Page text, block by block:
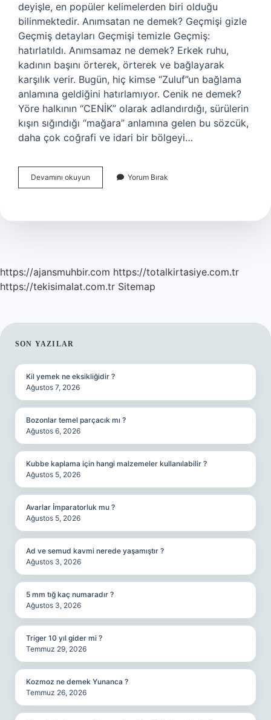
deyişle, en popüler kelimelerden biri olduğu
bilinmektedir. Anımsatan ne demek? Geçmişi gizle
Geçmiş detayları Geçmişi temizle Geçmiş:
hatırlatıldı. Anımsamaz ne demek? Erkek ruhu,
kadının başını örterek, örterek ve bağlayarak
karşılık verir. Bugün, hiç kimse “Zuluf”un bağlama
anlamına geldiğini hatırlamıyor. Cenik ne demek?
Yöre halkının “CENİK” olarak adlandırdığı, sürülerin
kışın sığındığı “mağara” anlamına gelen bu sözcük,
daha çok coğrafi ve idari bir bölgeyi…
Devamını okuyun Anımsatmak
Ne
Yorum Bırak
https://ajansmuhbir.com https://totalkirtasiye.com.tr
https://tekisimalat.com.tr Sitemap
SIDEBAR
SON YAZILAR
Kil yemek ne eksikliğidir ?
Ağustos 7, 2026
Bozonlar temel parçacık mı ?
Ağustos 6, 2026
Kubbe kaplama için hangi malzemeler kullanılabilir ?
Ağustos 5, 2026
Avarlar İmparatorluk mu ?
Ağustos 5, 2026
Ad ve semud kavmi nerede yaşamıştır ?
Ağustos 3, 2026
5 mm tığ kaç numaradır ?
Ağustos 3, 2026
Triger 10 yıl gider mi ?
Temmuz 29, 2026
Kozmoz ne demek Yunanca ?
Temmuz 26, 2026